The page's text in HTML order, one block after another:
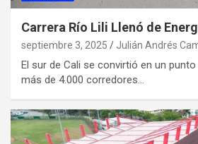
Carrera Río Lili Llenó de
septiembre 3, 2025 Julián Andrés
El sur de Cali se convirtió en un
más de 4.000 corredores…